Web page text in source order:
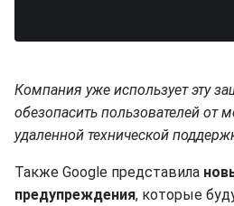
Компания уже использует эту
обезопасить пользователей от
удаленной технической
Также Google представила
предупреждения, которые